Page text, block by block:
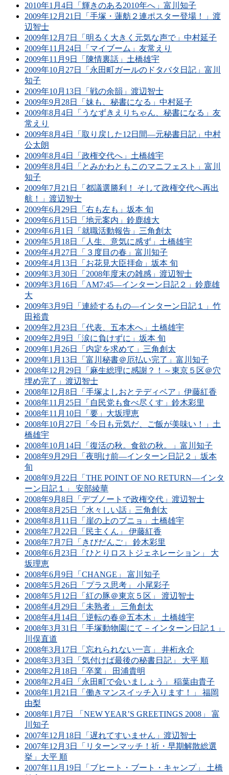
2010年1月4日「輝きのある2010年へ」富川知子
2009年12月21日「手塚・蓮舫２連ポスター登場！」渡
辺智士
2009年12月7日「明るく大きく元気な声で」中村延子
2009年11月24日「マイブーム」友常えり
2009年11月9日「陳情裏話」土橋雄宇
2009年10月27日「永田町ガールのドタバタ日記」富川
知子
2009年10月13日「戦の余韻」渡辺智士
2009年9月28日「妹も、秘書になる」中村延子
2009年8月4日「うなずきえりちゃん、秘書になる」友
常えり
2009年8月4日「取り戻した12日間―元秘書日記」中村
公太朗
2009年8月4日「政権交代へ」土橋雄宇
2009年8月4日「とみかわともこのマニフェスト」富川
知子
2009年7月21日「都議選勝利！ そして政権交代へ再出
航！」渡辺智士
2009年6月29日「右も左も」坂本 旬
2009年6月15日「地元案内」鈴鹿雄大
2009年6月1日「就職活動報告」三角創太
2009年5月18日「人生、意気に感ず」土橋雄宇
2009年4月27日「３度目の春」富川知子
2009年4月13日「お花見大臣拝命」坂本 旬
2009年3月30日「2008年度末の雑感」渡辺智士
2009年3月16日「AM7:45―インターン日記２」鈴鹿雄
大
2009年3月9日「連続するもの―インターン日記１」竹
田裕貴
2009年2月23日「代表、五本木へ」土橋雄宇
2009年2月9日「涙に負けずに」坂本 旬
2009年1月26日「内定を求めて」三角創太
2009年1月13日「富川秘書＠厄払い完了」富川知子
2008年12月29日「麻生総理に感謝？！～東京５区＠穴
埋め完了」渡辺智士
2008年12月8日「手塚よしおとテディベア」伊藤紅香
2008年11月25日「自民党も食べ尽くす」鈴木彩里
2008年11月10日「要」大坂理恵
2008年10月27日「今日も元気だ、ご飯が美味い！」土
橋雄宇
2008年10月14日「復活の秋。食欲の秋。」富川知子
2008年9月29日「夜明け前―インターン日記２」坂本
旬
2008年9月22日「THE POINT OF NO RETURN―インタ
ーン日記１」 安部綾華
2008年9月8日「デブノートで政権交代」渡辺智士
2008年8月25日「水々しい話」三角創太
2008年8月11日「崖の上のブニョ」土橋雄宇
2008年7月22日「民主くん」 伊藤紅香
2008年7月7日「きびだんご」 鈴木彩里
2008年6月23日「ひとりロストジェネレーション」 大
坂理恵
2008年6月9日「CHANGE」 富川知子
2008年5月26日「プラス思考」 小尾彩子
2008年5月12日「紅の豚＠東京５区」 渡辺智士
2008年4月29日「未熟者」 三角創太
2008年4月14日「逆転の春＠五本木」 土橋雄宇
2008年3月31日「手塚動物園にて－インターン日記１」
川俣直道
2008年3月17日「忘れられない一言」 井桁永介
2008年3月3日「気付けば最後の秘書日記」 大平 順
2008年2月18日「卒業」 田浦貴明
2008年2月4日「永田町で会いましょう」 稲葉由貴子
2008年1月21日「働きマンスイッチ入ります！」 福岡
由梨
2008年1月7日 「NEW YEAR’S GREETINGS 2008」 富
川知子
2007年12月18日「遅れてすいません」渡辺智士
2007年12月3日「リターンマッチ！祈・早期解散総選
挙」大平 順
2007年11月19日「ブヒート・ブート・キャンプ」 土橋